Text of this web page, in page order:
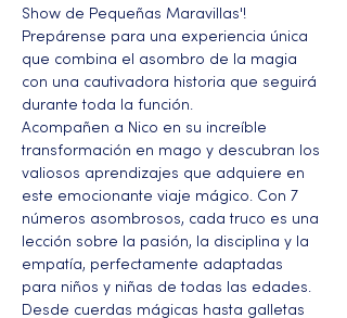
Show de Pequeñas Maravillas'!
Prepárense para una experiencia única
que combina el asombro de la magia
con una cautivadora historia que seguirá
durante toda la función.
Acompañen a Nico en su increíble
transformación en mago y descubran los
valiosos aprendizajes que adquiere en
este emocionante viaje mágico. Con 7
números asombrosos, cada truco es una
lección sobre la pasión, la disciplina y la
empatía, perfectamente adaptadas
para niños y niñas de todas las edades.
Desde cuerdas mágicas hasta galletas